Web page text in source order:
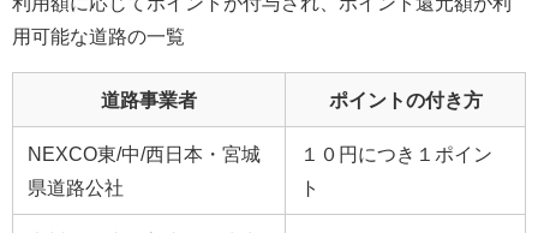
用可能な道路の一覧
道路事業者 ポイントの付き方
NEXCO東/中/西日本・宮城
県道路公社
１０円につき１ポイン
ト